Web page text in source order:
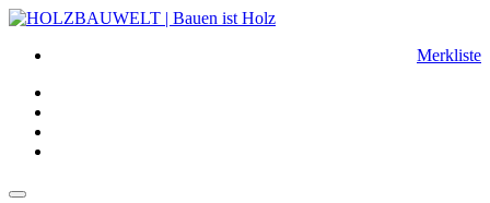
Merkliste